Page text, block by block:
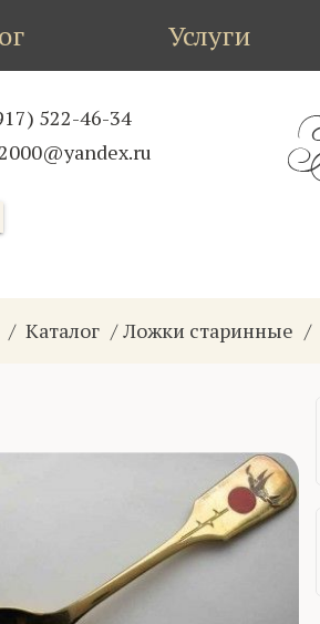
Услуги
522-46-34
Каталог Ложки старинные